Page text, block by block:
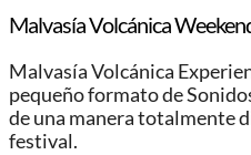
Malvasía Volcánica
Malvasía Volcánica
pequeño formato de
de una manera totalmente
festival.